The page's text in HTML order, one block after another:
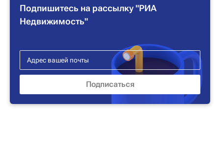
Подпишитесь на рассылку "РИА
Недвижимость"